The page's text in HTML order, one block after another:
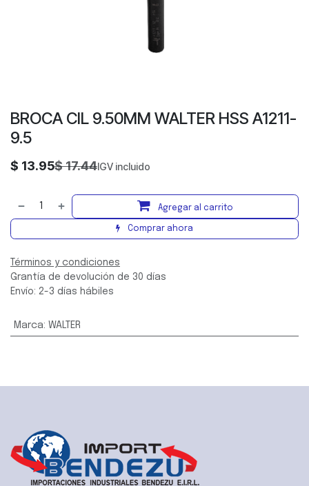
BROCA CIL 9.50MM WALTER HSS A1211-
9.5
$ 13.95$17.44IGV incluido
Agregar al carrito
Comprar ahora
Términos y condiciones
Grantía de devolución de 30 días
Envío: 2-3 días hábiles
Marca: WALTER